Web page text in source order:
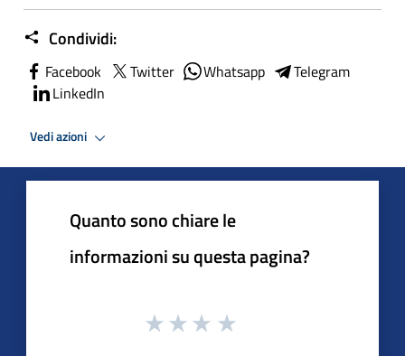
Condividi:
Facebook Twitter Whatsapp
Telegram
LinkedIn
Vedi azioni
Quanto sono chiare le
informazioni su questa pagina?